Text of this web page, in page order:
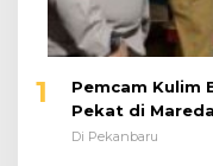
1
Pemcam Kulim
Pekat di
Di Pekanbaru